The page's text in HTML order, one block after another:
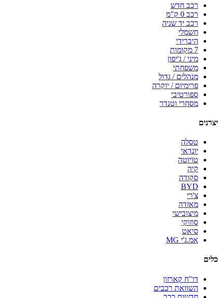
רכב חדש
רכב 0 ק"מ
רכב יד שניה
חשמלי
היברידי
7 מקומות
מיני / ג'יפון
משפחתי
מנהלים / גדול
פרימיום / יוקרה
ספורטיבי
מסחרי וטנדר
יצרנים
טסלה
יונדאי
טויוטה
קיה
סקודה
BYD
צ'רי
מאזדה
מיצובישי
סוזוקי
סיאט
אמ.ג'י MG
כלים
דו"ח קארזון
השוואת רכבים